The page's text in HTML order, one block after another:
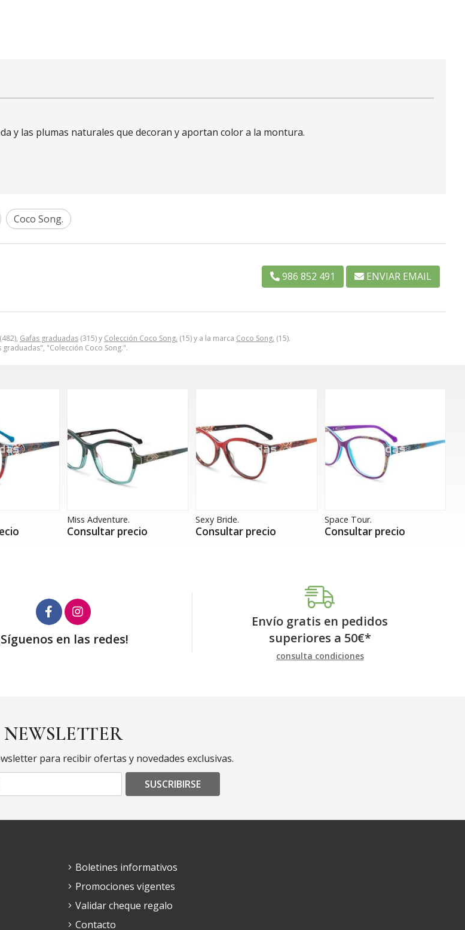
(482), Gafas graduadas (315) y Colección Coco Song. (15) y a la marca Coco Song. (15).
graduadas", "Colección Coco Song.".
y las plumas naturales que decoran y aportan color a la montura.
Coco Song.
986 852 491 ENVIAR EMAIL
Miss Adventure.
Consultar precio
Sexy Bride.
Consultar precio
Space Tour.
Consultar precio
en las redes!
Envío gratis en pedidos
superiores a 50€*
consulta condiciones
NEWSLETTER
para recibir ofertas y novedades exclusivas.
SUSCRIBIRSE
Boletines informativos
Promociones vigentes
Validar cheque regalo
Contacto